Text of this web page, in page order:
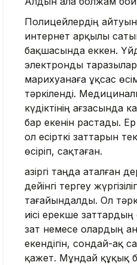
Полицейлердің
интернет арқылы
бақшасында еккен.
электронды
марихуанаға ұқсас
тәркіленді.
күдіктінің ағзасында
бар екенін растады.
ол есірткі заттарын
өсіріп, сақтаған.
Қазіргі таңда аталған
дейінгі тергеу
тағайындалды. Ол
иісі ерекше
зат немесе олардың
екендігін, сондай-ақ
қажет. Мұндай құқық